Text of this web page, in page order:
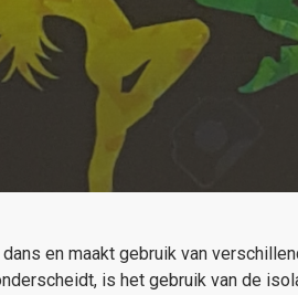
en maakt gebruik van
is het gebruik van de